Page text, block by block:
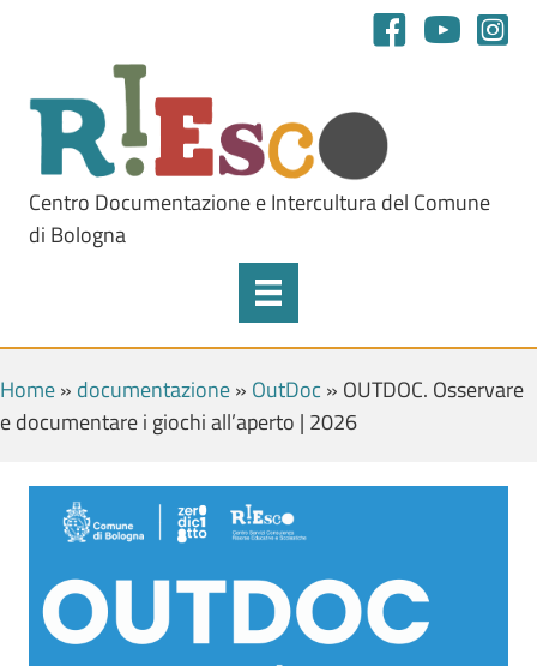
Centro Documentazione e Intercultura del Comune
di Bologna
Home» documentazione» OutDoc » OUTDOC. Osservare
e documentare i giochi all’aperto | 2026